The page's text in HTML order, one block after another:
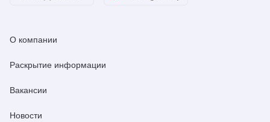
О компании
Раскрытие информации
Вакансии
Новости